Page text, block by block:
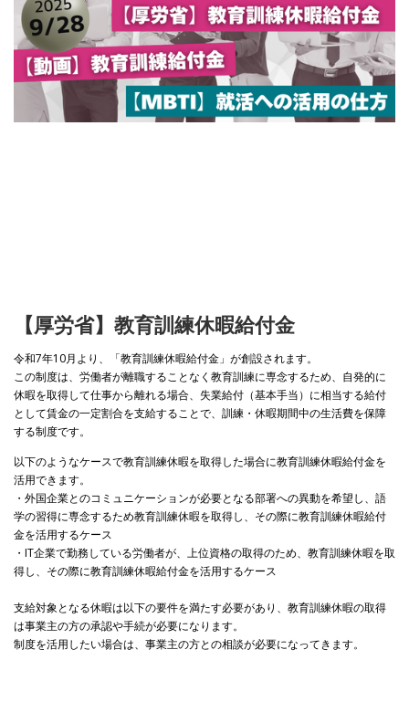
【厚労省】 教育訓練休暇給付金
令和7年10月より、「教育訓練休暇給付金」が創設されます。
この制度は、労働者が離職することなく教育訓練に専念するため、自発的に
休暇を取得して仕事から離れる場合、失業給付（基本手当）に相当する給付
として賃金の一定割合を支給することで、訓練・休暇期間中の生活費を保障
する制度です。
以下のようなケースで教育訓練休暇を取得した場合に教育訓練休暇給付金を
活用できます。
・外国企業とのコミュニケーションが必要となる部署への異動を希望し、語
学の習得に専念するため教育訓練休暇を取得し、その際に教育訓練休暇給付
金を活用するケース
・IT企業で勤務している労働者が、上位資格の取得のため、教育訓練休暇を取
得し、その際に教育訓練休暇給付金を活用するケース
支給対象となる休暇は以下の要件を満たす必要があり、教育訓練休暇の取得
は事業主の方の承認や手続が必要になります。
制度を活用したい場合は、事業主の方との相談が必要になってきます。